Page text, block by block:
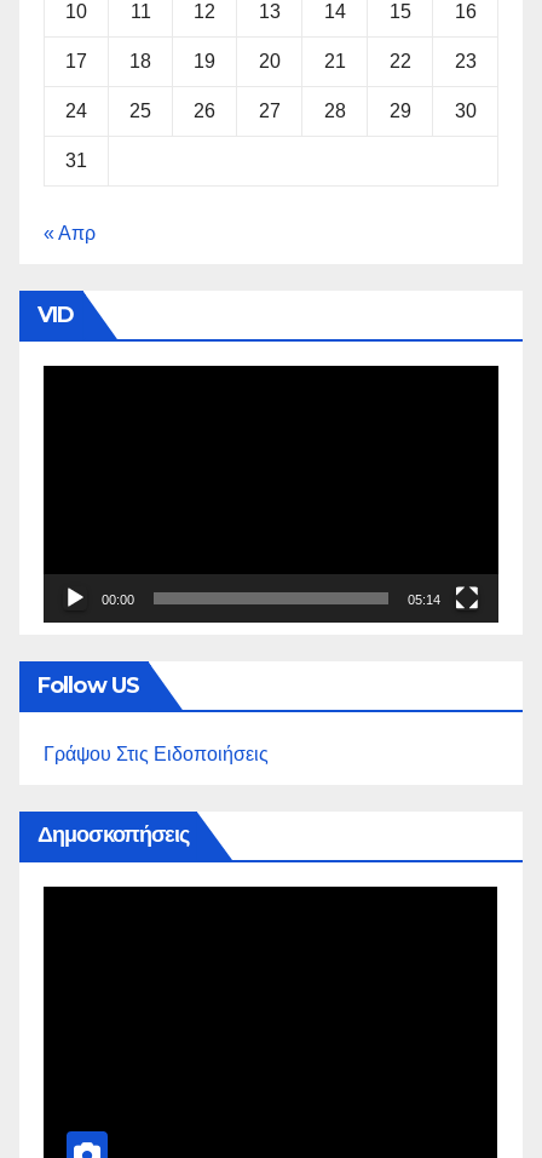
10 11 12 13 14 15 16
17 18 19 20 21 22 23
24 25 26 27 28 29 30
31
« Απρ
VID
00:00 05:14
Follow US
Γράψου Στις Ειδοποιήσεις
Δημοσκοπήσεις